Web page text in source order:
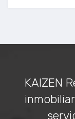
KAIZEN